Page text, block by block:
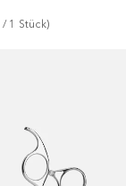
/ 1 Stück)